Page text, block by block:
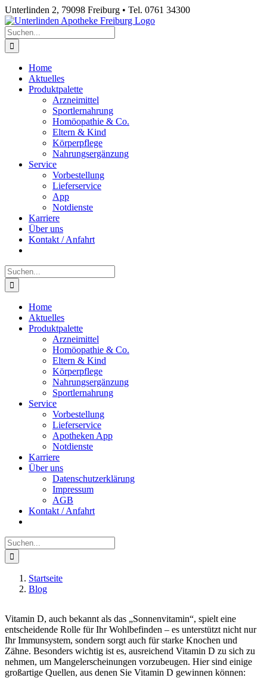
Zum
Inhalt
springen
Unterlinden 2, 79098 Freiburg • Tel. 0761 34300
Medi
Now
App
Im
Online-
Shop
vorbestellen
Rezept
einlösen
E-
Mail
Instagram
Facebook
Suche
nach:
Home
Aktuelles
Produktpalette
Arzneimittel
Sportlernahrung
Homöopathie & Co.
Eltern & Kind
Körperpflege
Nahrungsergänzung
Service
Vorbestellung
Lieferservice
App
Notdienste
Karriere
Über uns
Kontakt / Anfahrt
Suche
nach:
Home
Aktuelles
Produktpalette
Arzneimittel
Homöopathie & Co.
Eltern & Kind
Körperpflege
Nahrungsergänzung
Sportlernahrung
Service
Vorbestellung
Lieferservice
Apotheken App
Notdienste
Karriere
Über uns
Datenschutzerklärung
Impressum
AGB
Kontakt / Anfahrt
Suche
nach:
Startseite
Blog
Vitamin D, auch bekannt als das „Sonnenvitamin“, spielt eine
entscheidende Rolle für Ihr Wohlbefinden – es unterstützt nicht nur
Ihr Immunsystem, sondern sorgt auch für starke Knochen und
Zähne. Besonders wichtig ist es, ausreichend Vitamin D zu sich zu
nehmen, um Mangelerscheinungen vorzubeugen. Hier sind einige
großartige Quellen, aus denen Sie Vitamin D gewinnen können: